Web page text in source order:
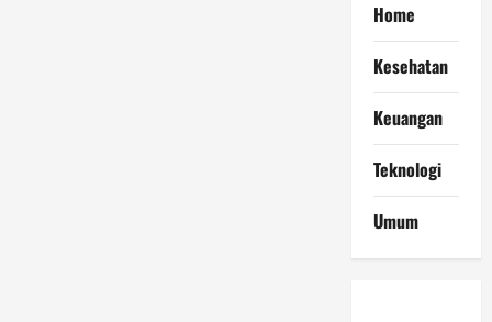
Home
Kesehatan
Keuangan
Teknologi
Umum